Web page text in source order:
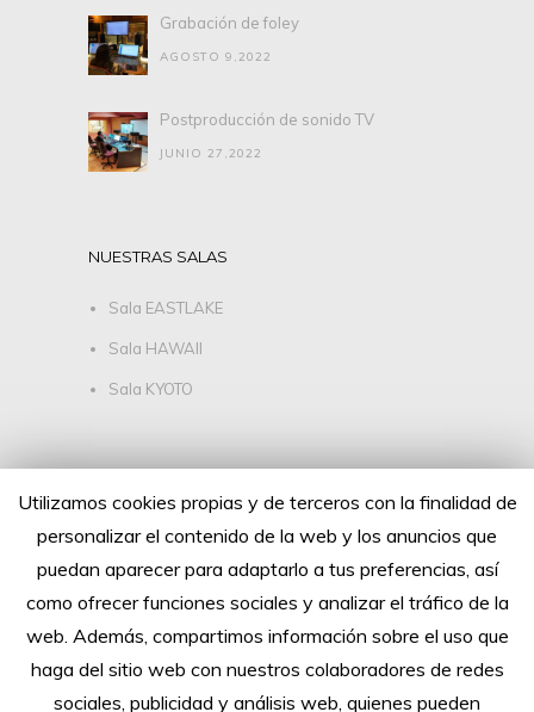
Grabación de foley
AGOSTO 9,2022
Postproducción de sonido TV
JUNIO 27,2022
NUESTRAS SALAS
Sala EASTLAKE
Sala HAWAII
Sala KYOTO
Utilizamos cookies propias y de terceros con la finalidad de
personalizar el contenido de la web y los anuncios que
puedan aparecer para adaptarlo a tus preferencias, así
como ofrecer funciones sociales y analizar el tráfico de la
web. Además, compartimos información sobre el uso que
haga del sitio web con nuestros colaboradores de redes
sociales, publicidad y análisis web, quienes pueden